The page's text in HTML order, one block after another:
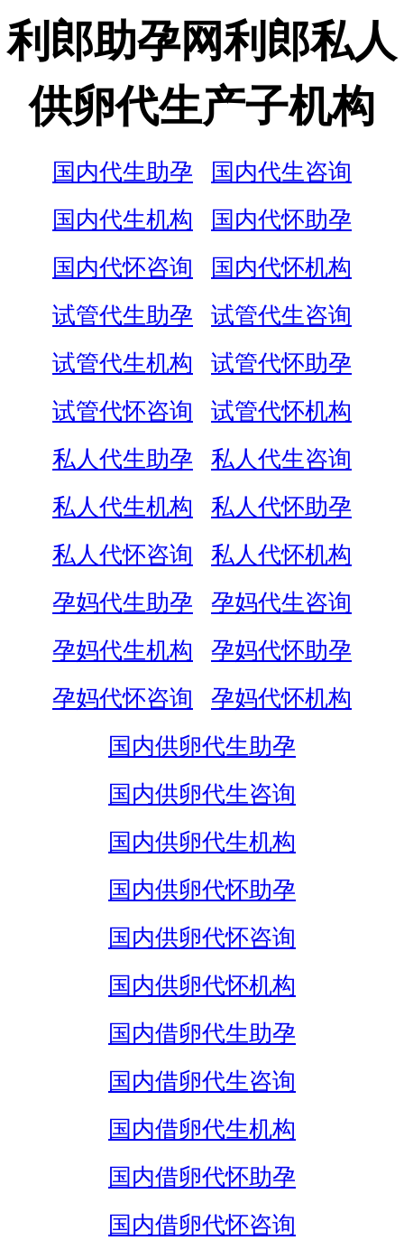
利郎助孕网利郎私人
供卵代生产子机构
国内代生助孕
国内代生咨询
国内代生机构
国内代怀助孕
国内代怀咨询
国内代怀机构
试管代生助孕
试管代生咨询
试管代生机构
试管代怀助孕
试管代怀咨询
试管代怀机构
私人代生助孕
私人代生咨询
私人代生机构
私人代怀助孕
私人代怀咨询
私人代怀机构
孕妈代生助孕
孕妈代生咨询
孕妈代生机构
孕妈代怀助孕
孕妈代怀咨询
孕妈代怀机构
国内供卵代生助孕
国内供卵代生咨询
国内供卵代生机构
国内供卵代怀助孕
国内供卵代怀咨询
国内供卵代怀机构
国内借卵代生助孕
国内借卵代生咨询
国内借卵代生机构
国内借卵代怀助孕
国内借卵代怀咨询